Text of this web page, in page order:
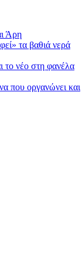
Άρη
τα βαθιά νερά
νέο στη φανέλα
που οργανώνει και